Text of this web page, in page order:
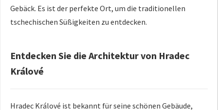
Gebäck. Es ist der perfekte Ort, um die traditionellen
tschechischen Süßigkeiten zu entdecken.
Entdecken Sie die Architektur von Hradec
Králové
Hradec Králové ist bekannt für seine schönen Gebäude,